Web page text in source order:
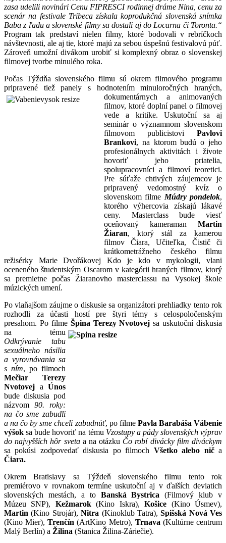
zasa udelili novinári Cenu FIPRESCI rodinnej dráme Nina, cenu za
scenár na festivale Tribeca získala koprodukčná slovenská snímka
Baba z ľadu a slovenské filmy sa dostali aj do Locarna či Toronta.“
Program tak predstaví nielen filmy, ktoré bodovali v rebríčkoch
návštevnosti, ale aj tie, ktoré majú za sebou úspešnú festivalovú púť.
Zároveň umožní divákom urobiť si komplexný obraz o slovenskej
filmovej tvorbe minulého roka.
Počas Týždňa slovenského filmu sú okrem filmového programu
pripravené tiež panely s hodnotením minuloročných hraných,
dokumentárnych a animovaných
filmov, ktoré doplní panel o filmovej
vede a kritike. Uskutoční sa aj
seminár o významnom slovenskom
filmovom publicistovi Pavlovi
Brankovi, na ktorom budú o jeho
profesionálnych aktivitách i živote
hovoriť jeho priatelia,
spolupracovníci a filmoví teoretici.
Pre súťaže chtivých záujemcov je
pripravený vedomostný kvíz o
slovenskom filme Múdry pondelok,
ktorého výhercovia získajú lákavé
ceny. Masterclass bude viesť
oceňovaný kameraman Martin
Žiaran, ktorý stál za kamerou
filmov Čiara, Učiteľka, Čistič či
krátkometrážneho českého filmu
režisérky Marie Dvořákovej Kdo je kdo v mykologii, vlani
oceneného študentským Oscarom v kategórii hraných filmov, ktorý
sa premietne počas Žiaranovho masterclassu na Vysokej škole
múzických umení.
Po vlaňajšom záujme o diskusie sa organizátori prehliadky tento rok
rozhodli za účasti hostí pre štyri témy s celospoločenským
presahom. Po filmeŠpina TerezyNvotovej sa uskutoční diskusia
na tému
Odkrývanie tabu
sexuálneho násilia
a vyrovnávania sa
s ním, po filmoch
Mečiar Terezy
Nvotovej a Únos
bude diskusia pod
názvom 90.
roky:
na čo sme zabudli
a na čo by sme chceli zabudnúť, po filme Pavla Barabáša Vábenie
výšok sa bude hovoriť na tému Vzostupy a pády slovenských výprav
do najvyšších hôr svetaa na otázku Čo robí divácky film diváckym
sa pokúsi zodpovedať diskusia po filmoch Všetko alebo niča
Čiara.
Okrem Bratislavy sa Týždeň slovenského filmu tento rok
premiérovo v rovnakom termíne uskutoční aj v ďalších deviatich
slovenských mestách, a to Banská Bystrica (Filmový klub v
Múzeu SNP), Kežmarok(Kino Iskra), Košice (Kino Úsmev),
Martin (Kino Strojár), Nitra (Kinoklub Tatra),Spišská Nová Ves
(Kino Mier),Trenčín (ArtKino Metro), Trnava (Kultúrne centrum
Malý Berlín) a Žilina (Stanica Žilina-Záriečie).